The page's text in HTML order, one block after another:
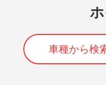
車種から検